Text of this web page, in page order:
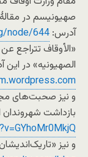
صهیونیسم در
آدرس: node/644
«الأوقاف تتراجع
الصهیونیه» در این
و نیز صحبت‌های
بازداشت شهروندان
و نیز